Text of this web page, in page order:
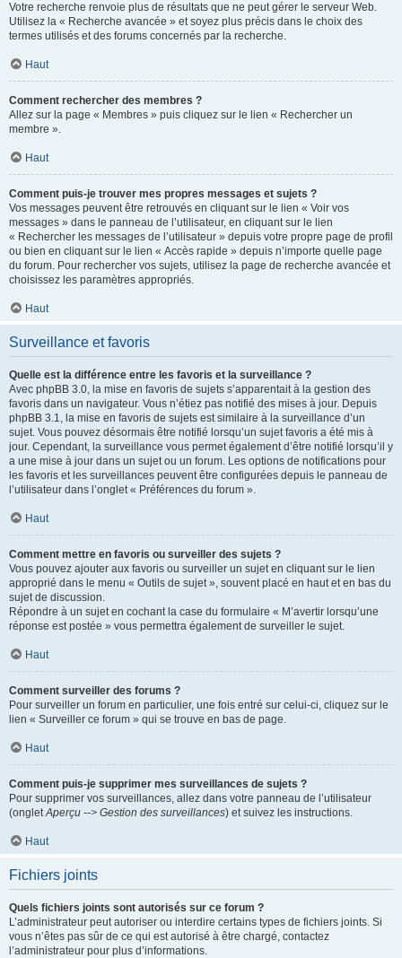
Votre recherche renvoie plus de résultats que ne peut gérer le serveur Web.
Utilisez la « Recherche avancée » et soyez plus précis dans le choix des
termes utilisés et des forums concernés par la recherche.
Haut
Comment rechercher des membres ?
Allez sur la page « Membres » puis cliquez sur le lien « Rechercher un
membre ».
Haut
Comment puis-je trouver mes propres messages et sujets ?
Vos messages peuvent être retrouvés en cliquant sur le lien « Voir vos
messages » dans le panneau de l’utilisateur, en cliquant sur le lien
« Rechercher les messages de l’utilisateur » depuis votre propre page de profil
ou bien en cliquant sur le lien « Accès rapide » depuis n’importe quelle page
du forum. Pour rechercher vos sujets, utilisez la page de recherche avancée et
choisissez les paramètres appropriés.
Haut
Surveillance et favoris
Quelle est la différence entre les favoris et la surveillance ?
Avec phpBB 3.0, la mise en favoris de sujets s’apparentait à la gestion des
favoris dans un navigateur. Vous n’étiez pas notifié des mises à jour. Depuis
phpBB 3.1, la mise en favoris de sujets est similaire à la surveillance d’un
sujet. Vous pouvez désormais être notifié lorsqu’un sujet favoris a été mis à
jour. Cependant, la surveillance vous permet également d’être notifié lorsqu’il y
a une mise à jour dans un sujet ou un forum. Les options de notifications pour
les favoris et les surveillances peuvent être configurées depuis le panneau de
l’utilisateur dans l’onglet « Préférences du forum ».
Haut
Comment mettre en favoris ou surveiller des sujets ?
Vous pouvez ajouter aux favoris ou surveiller un sujet en cliquant sur le lien
approprié dans le menu « Outils de sujet », souvent placé en haut et en bas du
sujet de discussion.
Répondre à un sujet en cochant la case du formulaire « M’avertir lorsqu’une
réponse est postée » vous permettra également de surveiller le sujet.
Haut
Comment surveiller des forums ?
Pour surveiller un forum en particulier, une fois entré sur celui-ci, cliquez sur le
lien « Surveiller ce forum » qui se trouve en bas de page.
Haut
Comment puis-je supprimer mes surveillances de sujets ?
Pour supprimer vos surveillances, allez dans votre panneau de l’utilisateur
(ongletAperçu --> Gestion des surveillances) et suivez les instructions.
Haut
Fichiers joints
Quels fichiers joints sont autorisés sur ce forum ?
L’administrateur peut autoriser ou interdire certains types de fichiers joints. Si
vous n’êtes pas sûr de ce qui est autorisé à être chargé, contactez
l’administrateur pour plus d’informations.